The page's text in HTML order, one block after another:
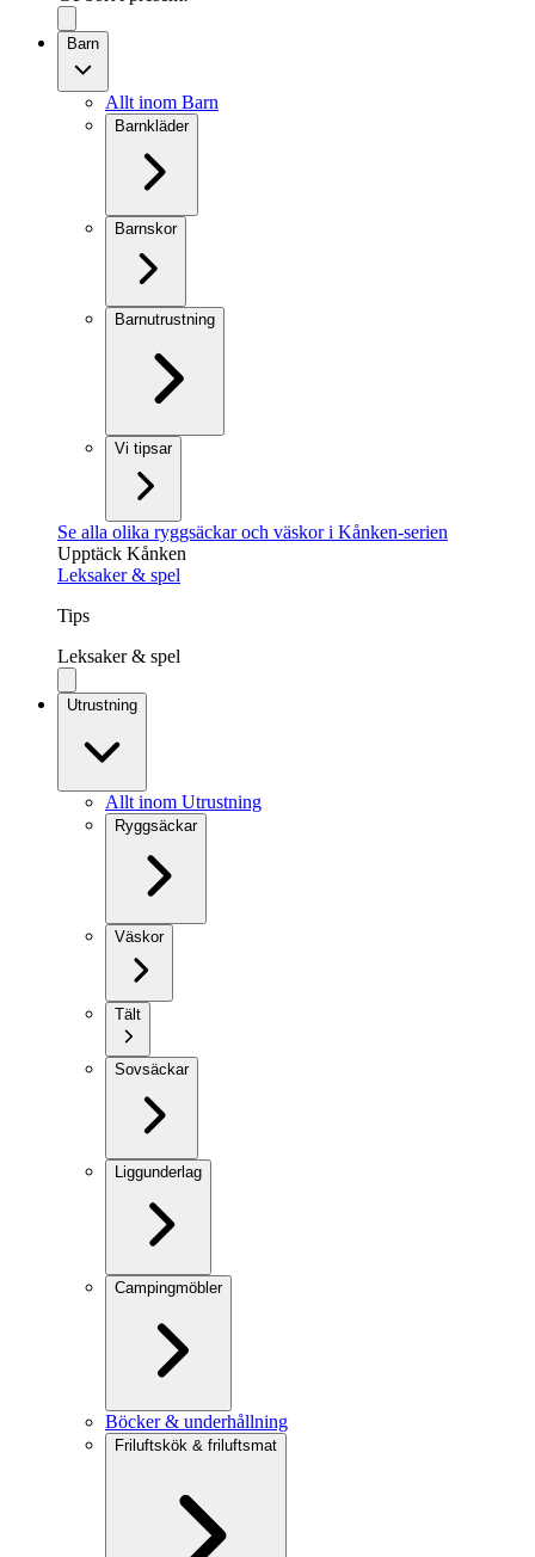
Barn
Allt inom Barn
Barnkläder
Barnskor
Barnutrustning
Vi tipsar
Se alla olika ryggsäckar och väskor i Kånken-serien
Upptäck Kånken
Leksaker & spel
Tips
Leksaker & spel
Utrustning
Allt inom Utrustning
Ryggsäckar
Väskor
Tält
Sovsäckar
Liggunderlag
Campingmöbler
Böcker & underhållning
Friluftskök & friluftsmat